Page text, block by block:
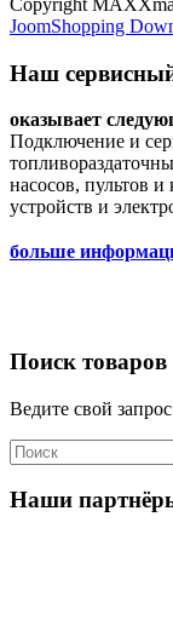
JoomShopping
Наш
оказывает
Подключение и
насосов, пультов
устройств и
больше
Поиск товаров
Ведите свой
Наши